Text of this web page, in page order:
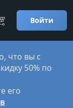
Войти
что вы с
50% по
его